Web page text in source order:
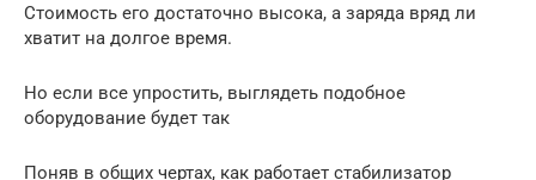
Стоимость его достаточно высока, а заряда вряд ли
хватит на долгое время.
Но если все упростить, выглядеть подобное
оборудование будет так
Поняв в общих чертах, как работает стабилизатор